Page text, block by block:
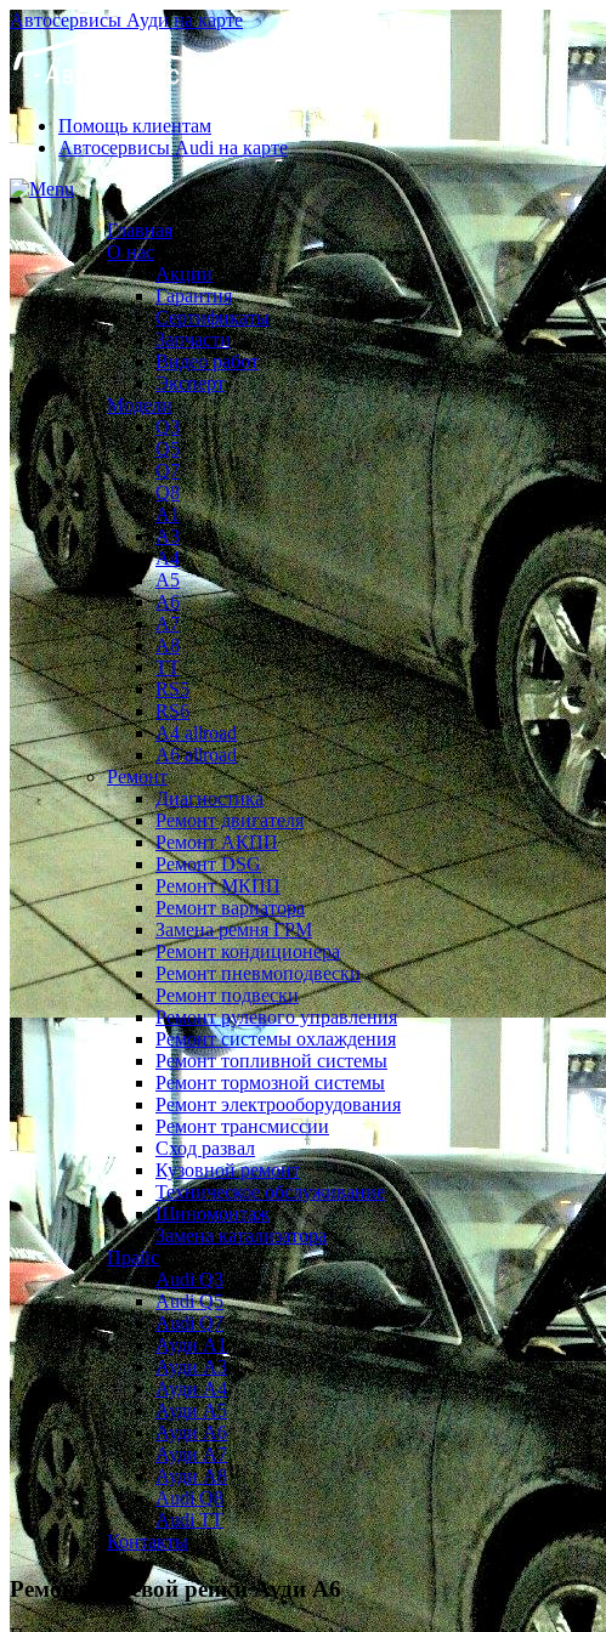
Автосервисы Ауди на карте
Помощь клиентам
Автосервисы Audi на карте
Главная
О нас
Акции
Гарантия
Сертификаты
Запчасти
Видео работ
Эксперт
Модели
Q3
Q5
Q7
Q8
A1
A3
A4
A5
A6
A7
A8
TT
RS5
RS6
A4 allroad
A6 allroad
Ремонт
Диагностика
Ремонт двигателя
Ремонт АКПП
Ремонт DSG
Ремонт МКПП
Ремонт вариатора
Замена ремня ГРМ
Ремонт кондиционера
Ремонт пневмоподвески
Ремонт подвески
Ремонт рулевого управления
Ремонт системы охлаждения
Ремонт топливной системы
Ремонт тормозной системы
Ремонт электрооборудования
Ремонт трансмиссии
Сход развал
Кузовной ремонт
Техническое обслуживание
Шиномонтаж
Замена катализатора
Прайс
Audi Q3
Audi Q5
Audi Q7
Ауди А1
Ауди А3
Ауди А4
Ауди A5
Ауди А6
Ауди А7
Ауди A8
Audi Q8
Audi TT
Контакты
Ремонт рулевой рейкиАуди А6